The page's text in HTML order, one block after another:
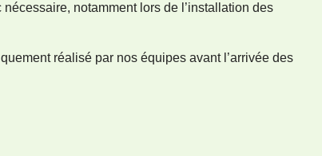
notamment lors de l’installation des
réalisé par nos équipes avant l’arrivée des